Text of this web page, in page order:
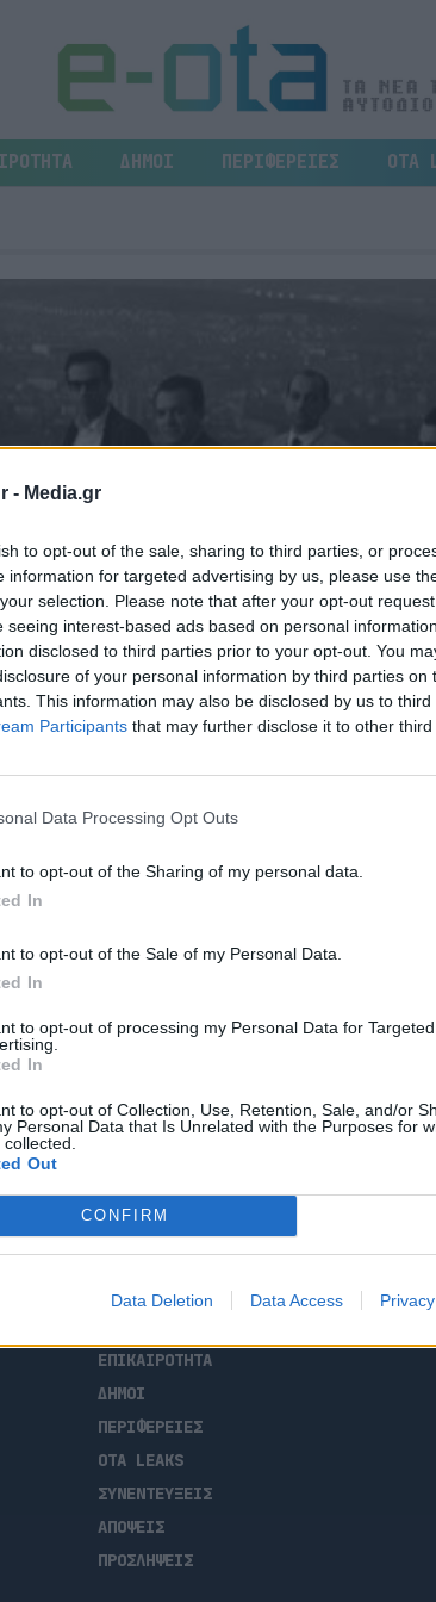
- Media.gr
to opt-out of the sale, sharing to third parties, or
information for targeted advertising by us, please use
selection. Please note that after your opt-out
seeing interest-based ads based on personal
disclosed to third parties prior to your opt-out. You
of your personal information by third parties on
This information may also be disclosed by us to
Participants that may further disclose it to other third
Data Processing Opt Outs
to opt-out of the Sharing of my personal data.
In
to opt-out of the Sale of my Personal Data.
In
to opt-out of processing my Personal Data for Targeted
In
to opt-out of Collection, Use, Retention, Sale, and/or
Personal Data that Is Unrelated with the Purposes for
Out
CONFIRM
Data Deletion Data Access
ΔΗΜΟΙ ΠΕΡΙΦΕΡΕΙΕΣ OTA
στηρίζει τον
πόλη
ΑΡΧΙΚΗ
ΕΠΙΚΑΙΡΟΤΗΤΑ
ΔΗΜΟΙ
ΠΕΡΙΦΕΡΕΙΕΣ
OTA LEAKS
ΣΥΝΕΝΤΕΥΞΕΙΣ
ΑΠΟΨΕΙΣ
ΠΡΟΣΛΗΨΕΙΣ